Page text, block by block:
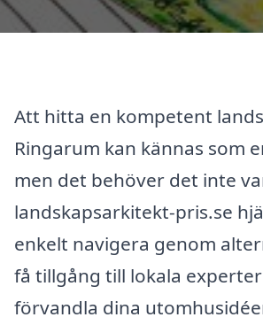
Att hitta en kompetent
Ringarum kan kännas som
men det behöver det inte
landskapsarkitekt-pris.se
enkelt navigera genom
få tillgång till lokala
förvandla dina